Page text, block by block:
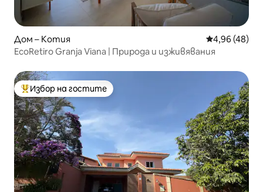
Дом – Котия Средна
4,96 (48)
EcoRetiro Granja Viana | Природа и изживявания
Най-популярен избор на гостите
Избор на гостите